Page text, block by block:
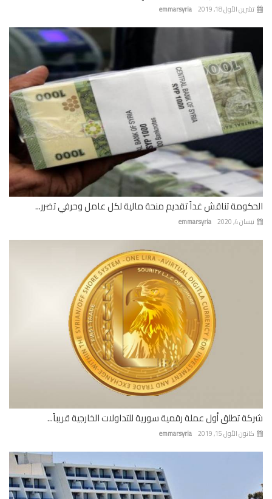
emmarsyria الأول 18, 2019
تناقش غداً تقديم منحة مالية لكل عامل وحرفي تضرر...
emmarsyria 4, 2020
تطلق أول عملة رقمية سورية للتداولات الخارجية قريباً...
emmarsyria الأول 15, 2019